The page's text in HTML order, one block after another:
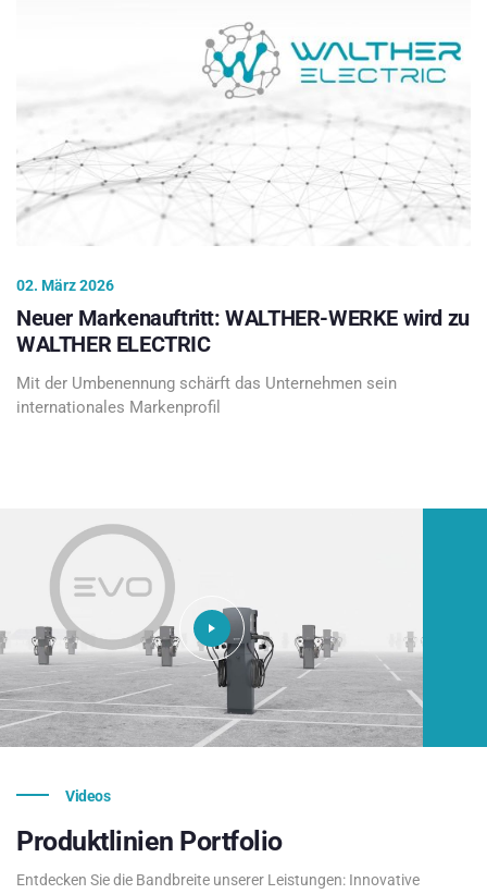
02. März 2026
Neuer Markenauftritt: WALTHER-WERKE wird zu
WALTHER ELECTRIC
Mit der Umbenennung schärft das Unternehmen sein
internationales Markenprofil
Videos
Produktlinien Portfolio
Entdecken Sie die Bandbreite unserer Leistungen: Innovative